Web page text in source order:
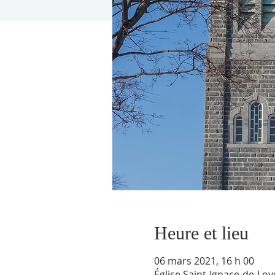
Heure et lieu
06 mars 2021, 16 h 00